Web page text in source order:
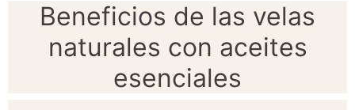
Beneficios de las velas
naturales con aceites
esenciales